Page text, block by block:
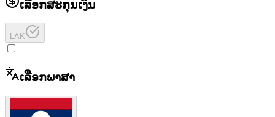
ເລືອກສະກຸນເງິນ
LAK
ເລືອກພາສາ